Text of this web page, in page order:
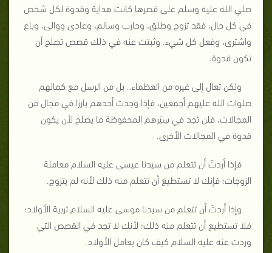
صلي الله عليه وسلم على قصرها كانت هداية وقدوة لكل شخص
في كل حال، فقد تزوج وطلق، وحارب وسالم، وعادى ووالى، وباع
واشترى، وفعل كل شيء. وثبتت عنه في ذلك قصص تصلح أن
تكون قدوة.
ولكن تعال إلى غيره من العظماء.. بل من الرسل مع كمالهم
صلوات الله عليهم أجمعين، فإذا وجدت أحدهم بارزا في مجال من
المجالات، فلن تجد في سِيَرهم المحفوظة ما يصلح لأن يكون
قدوة في المجالات الأخرى.
فإذا أردتَ أن تتعلم من سيدنا عيسى عليه السلام معاملة
الزوجات؛ فإنك لا تستطيع أن تتعلم منه ذلك لأنه لم يتزوج.
وإذا أردتَ أن تتعلم من سيدنا موسى عليه السلام تربية الأولاد؛
فلا تستطيع أن تتعلم منه ذلك؛ لأنك لا تجد في القصص التي
وردت عنه عليه السلام كيف كان يعامل الأولاد.